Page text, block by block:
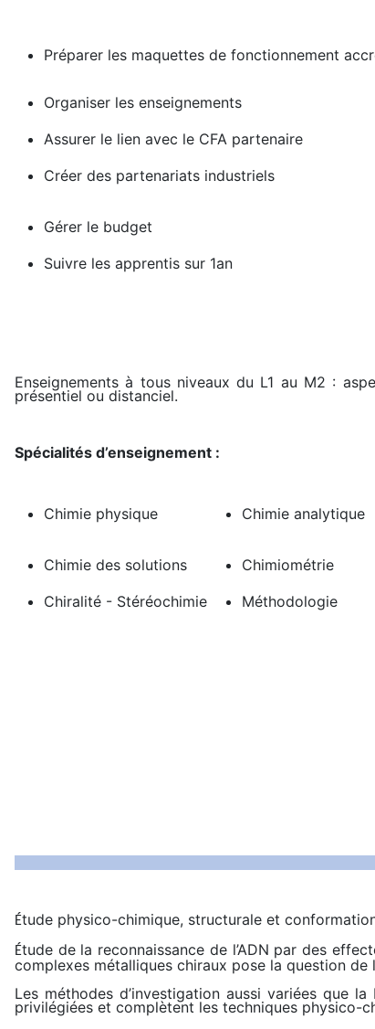
Préparer les maquettes de fonctionnement
Organiser les enseignements
Assurer le lien avec le CFA partenaire
Créer des partenariats industriels
Gérer le budget
Suivre les apprentis sur 1an
Enseignements à tous niveaux du L1 au M2 :
présentiel ou distanciel.
Spécialités d’enseignement :
Chimie physique Chimie analytique
Chimie des solutions
Chiralité - Stéréochimie
Chimiométrie
Méthodologie
Étude physico-chimique, structurale et
Étude de la reconnaissance de l’ADN par des
complexes métalliques chiraux pose la question
Les méthodes d’investigation aussi variées que
privilégiées et complètent les techniques physico-